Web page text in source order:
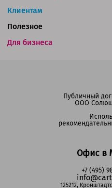
Клиентам
Для бизнеса
Полезное
Офис в
+7 (495)
125212,
Публичный
ООО